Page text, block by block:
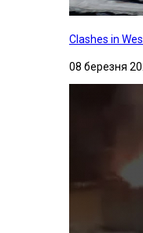
Clashes in
08 березня